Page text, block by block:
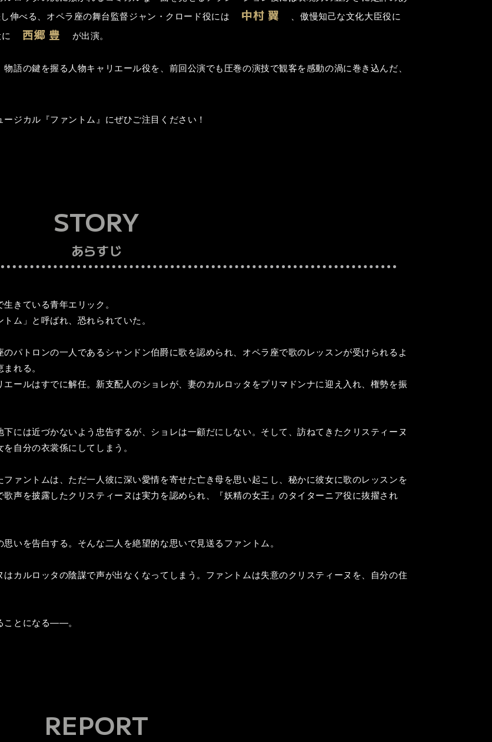
伸べる、オペラ座の舞台監督ジャン・クロード役には 中村 翼 、傲慢知己な文化大臣役に
西郷 豊 が出演。
語の鍵を握る人物キャリエール役を、前回公演でも圧巻の演技で観客を感動の渦に巻き込んだ、
ジカル『ファントム』にぜひご注目ください！
STORY
あらすじ
きている青年エリック。
ム」と呼ばれ、恐れられていた。
パトロンの一人であるシャンドン伯爵に歌を認められ、オペラ座で歌のレッスンが受けられるよ
れる。
ールはすでに解任。新支配人のショレが、妻のカルロッタをプリマドンナに迎え入れ、権勢を振
には近づかないよう忠告するが、ショレは一顧だにしない。そして、訪ねてきたクリスティーヌ
自分の衣裳係にしてしまう。
ァントムは、ただ一人彼に深い愛情を寄せた亡き母を思い起こし、秘かに彼女に歌のレッスンを
声を披露したクリスティーヌは実力を認められ、『妖精の女王』のタイターニア役に抜擢され
いを告白する。そんな二人を絶望的な思いで見送るファントム。
カルロッタの陰謀で声が出なくなってしまう。ファントムは失意のクリスティーヌを、自分の住
ことになる――。
REPORT